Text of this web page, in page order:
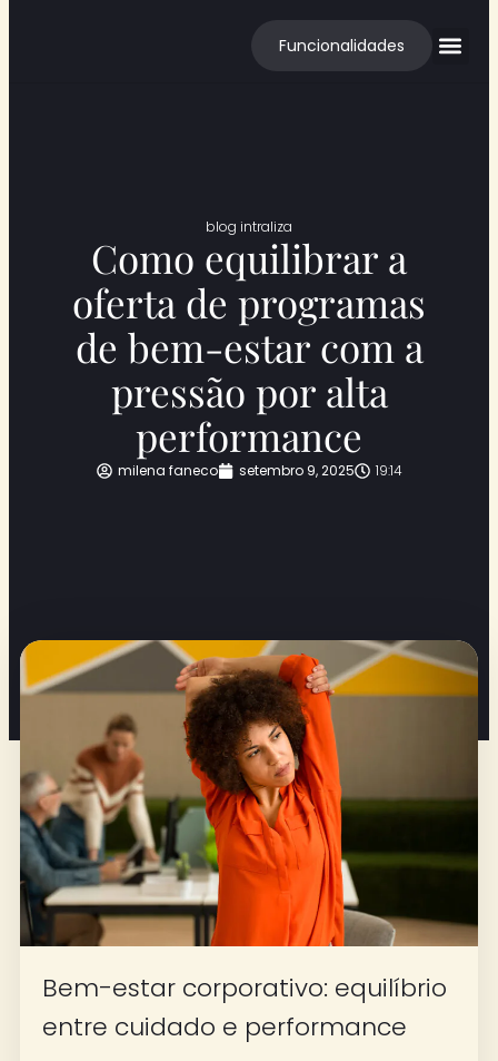
Funcionalidades
blog intraliza
Como equilibrar a
oferta de programas
de bem-estar com a
pressão por alta
performance
milena faneco setembro 9, 2025 19:14
Bem-estar corporativo: equilíbrio
entre cuidado e performance